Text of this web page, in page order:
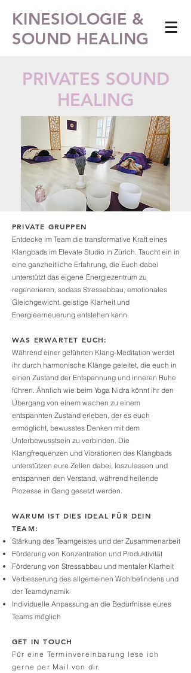
KINESIOLOGIE &
SOUND HEALING
PRIVATES SOUND
HEALING
PRIVATE GRUPPEN
Entdecke im Team die transformative Kraft eines
Klangbads im Elevate Studio in Zürich. Taucht ein in
eine ganzheitliche Erfahrung, die Euch dabei
unterstützt das eigene Energiezentrum zu
regenerieren, sodass Stressabbau, emotionales
Gleichgewicht, geistige Klarheit und
Energieerneuerung entstehen kann.
WAS ERWARTET EUCH:
Während einer geführten Klang-Meditation werdet
ihr durch harmonische Klänge geleitet, die euch in
einen Zustand der Entspannung und inneren Ruhe
führen. Ähnlich wie beim Yoga Nidra könnt ihr den
Übergang von einem wachen zu einem
entspannten Zustand erleben, der es euch
ermöglicht, bewusstes Denken mit dem
Unterbewusstsein zu verbinden. Die
Klangfrequenzen und Vibrationen des Klangbads
unterstützen eure Zellen dabei, loszulassen und
entspannen den Verstand, während heilende
Prozesse in Gang gesetzt werden.
WARUM IST DIES IDEAL FÜR DEIN
TEAM:
Stärkung des Teamgeistes und der Zusammenarbeit
Förderung von Konzentration und Produktivität
Förderung von Stressabbau und mentaler Klarheit
Verbesserung des allgemeinen Wohlbefindens und
der Teamdynamik
Individuelle Anpassung an die Bedürfnisse eures
Teams möglich
GET IN TOUCH
Für eine Terminvereinbarung lese ich
gerne per Mail von dir.